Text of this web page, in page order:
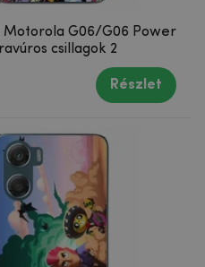
Motorola G06/G06 Power
csillagok 2
Részlet